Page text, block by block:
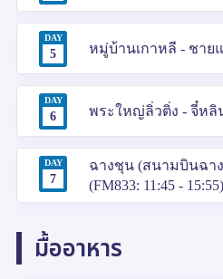
DAY
5 หมู่บ้านเกาหลี - ชาย
DAY
6 พระใหญ่ลิ่วติ่ง - จี๋หลิ
DAY
7
ฉางชุน (สนามบินฉาง
(FM833: 11:45 - 15:55)
มื้ออาหาร